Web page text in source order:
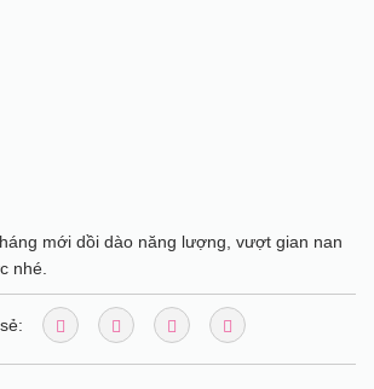
mới dồi dào năng lượng, vượt gian nan
nhé.